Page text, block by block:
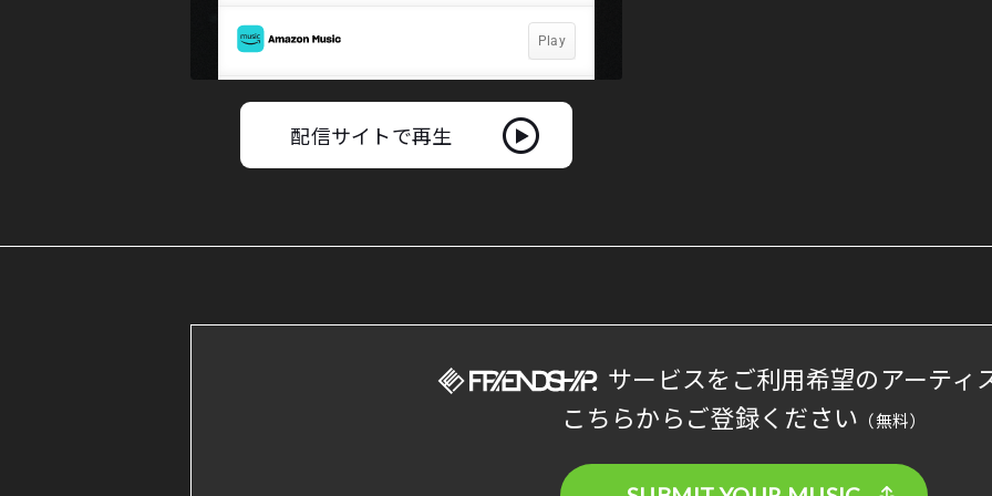
配信サイトで再生
サービスをご利用希望のアーティ
こちらからご登録ください （無料）